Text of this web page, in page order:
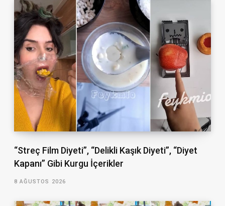
“Streç Film Diyeti”, “Delikli Kaşık Diyeti”, “Diyet
Kapanı” Gibi Kurgu İçerikler
8 AĞUSTOS 2026